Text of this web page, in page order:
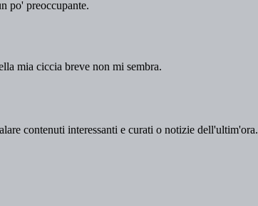
contenuti interessanti e curati o notizie dell'ultim'ora.